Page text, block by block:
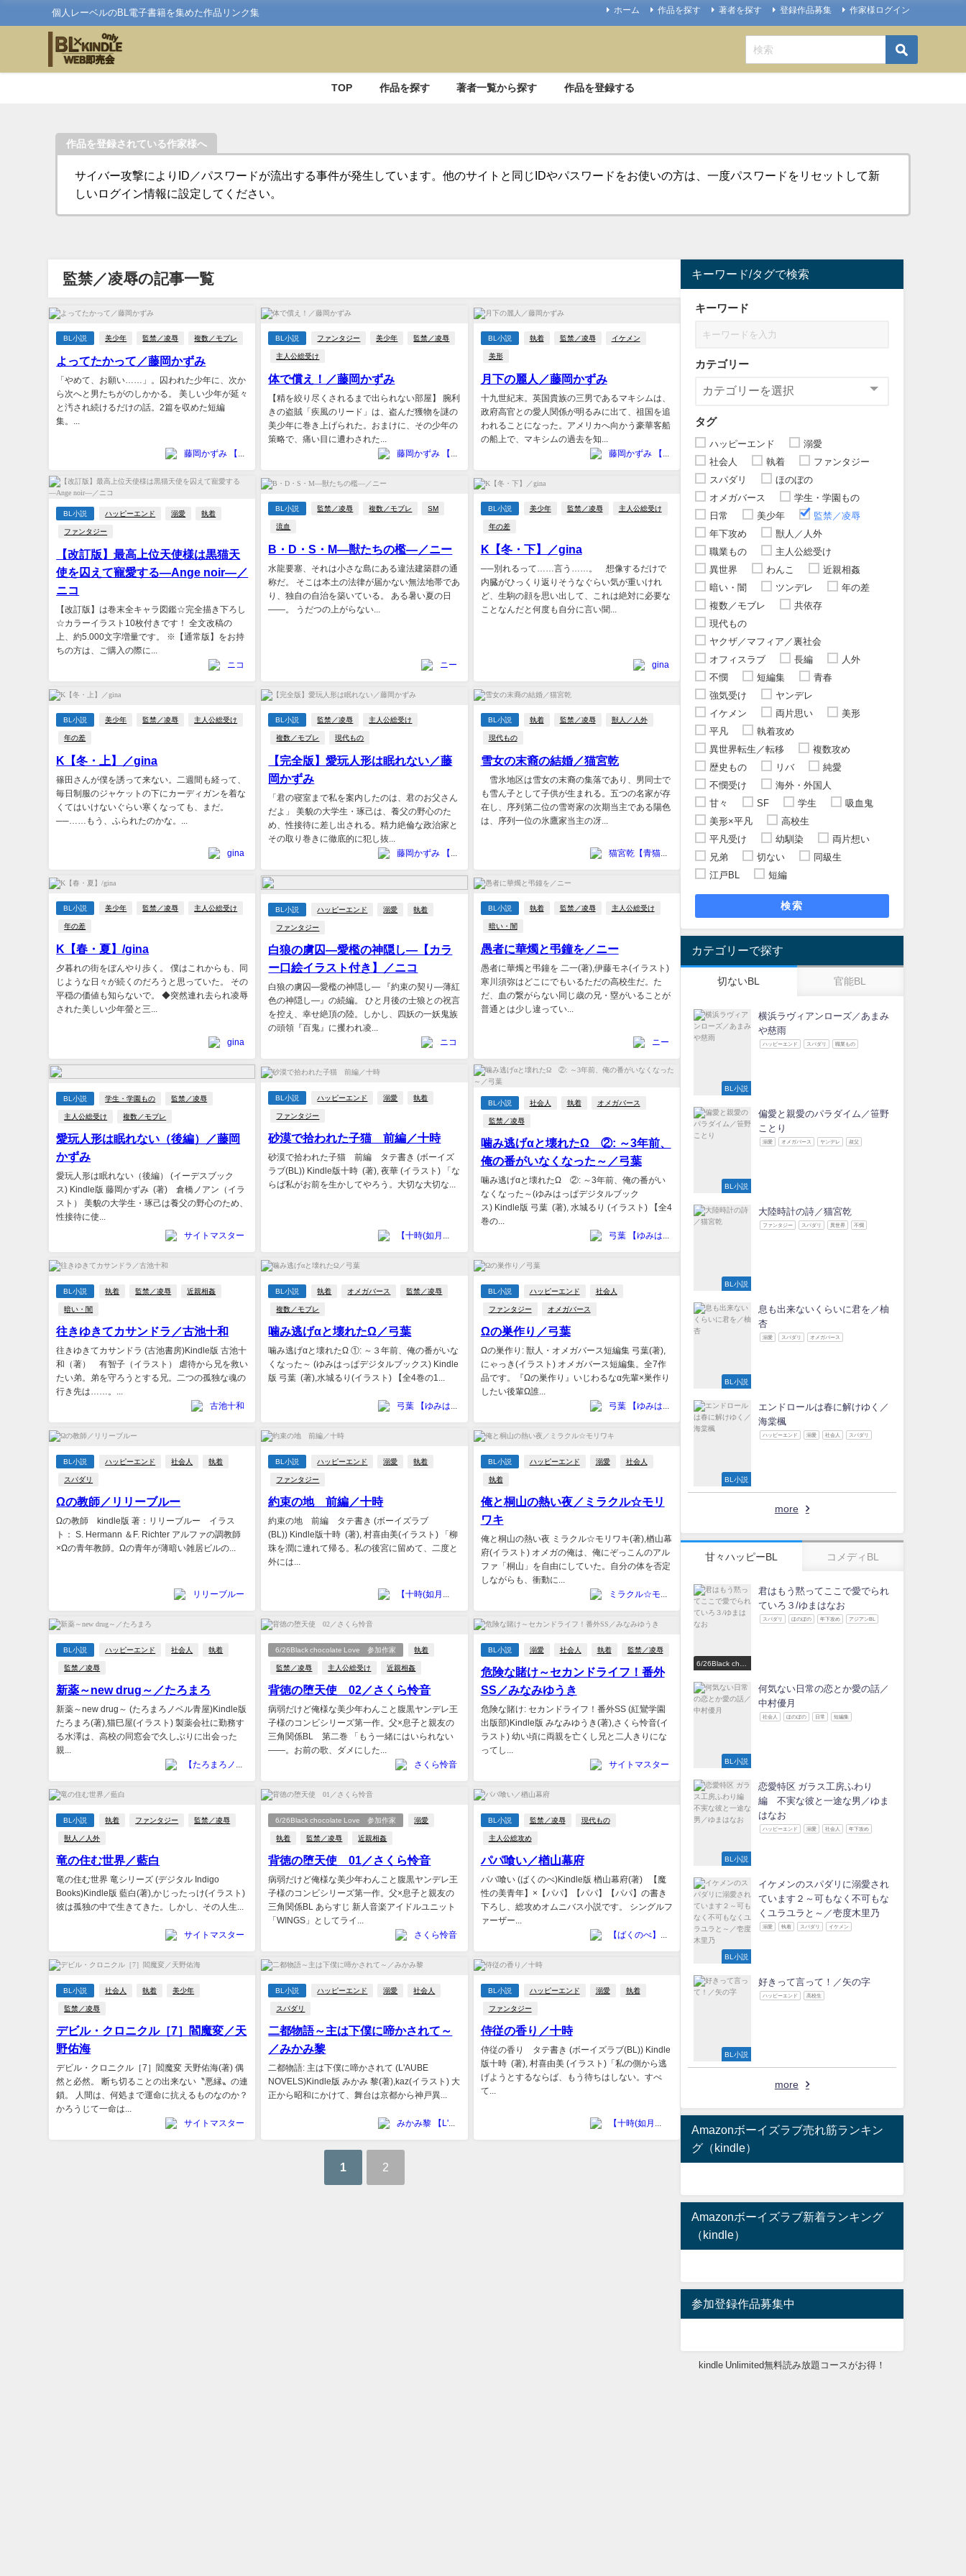
個人レーベルのBL電子書籍を集めた作品リンク集 ホーム 作品を探す 著者を探す 登録作品募集 作家様ログイン
TOP 作品を探す 著者一覧から探す 作品を登録する
作品を登録されている作家様へ
サイバー攻撃によりID／パスワードが流出する事件が発生しています。他のサイトと同じIDやパスワードをお使いの方は、一度パスワードをリセットして新
しいログイン情報に設定してください。
監禁／凌辱の記事一覧
BL小説 美少年 監禁／凌辱 複数／モブレ
よってたかって／藤岡かずみ
「やめて、お願い……」。囚われた少年に、次か
ら次へと男たちがのしかかる。 美しい少年が延々
と汚され続けるだけの話。2篇を収めた短編
集。...
BL小説 ファンタジー 美少年 監禁／凌辱
主人公総受け
体で償え！／藤岡かずみ
【精を絞り尽くされるまで出られない部屋】 腕利
きの盗賊「疾風のリード」は、盗んだ獲物を謎の
美少年に巻き上げられた。おまけに、その少年の
策略で、痛い目に遭わされた...
BL小説 執着 監禁／凌辱 イケメン
美形
月下の麗人／藤岡かずみ
十九世紀末。英国貴族の三男であるマキシムは、
政府高官との愛人関係が明るみに出て、祖国を追
われることになった。アメリカへ向かう豪華客船
の船上で、マキシムの過去を知...
BL小説 ハッピーエンド 溺愛 執着
ファンタジー
【改訂版】最高上位天使様は黒猫天
使を囚えて寵愛する―Ange noir―／
ニコ
【改訂版】は巻末全キャラ図鑑☆完全描き下ろし
☆カラーイラスト10枚付きです！ 全文改稿の
上、約5.000文字増量です。 ※【通常版】をお持
ちの方は、ご購入の際に...
ニコ
BL小説 監禁／凌辱 複数／モブレ SM
流血
B・D・S・M―獣たちの檻―／ニー
水龍要塞、それは小さな島にある違法建築群の通
称だ。 そこは本土の法律が届かない無法地帯であ
り、独自の自治を築いている。 ある暑い夏の日
――。 うだつの上がらない...
ニー
BL小説 美少年 監禁／凌辱 主人公総受け
年の差
K【冬・下】／gina
──別れるって……言う……。 想像するだけで
内臓がひっくり返りそうなぐらい気が重いけれ
ど、生駒の顔を思い出して、これは絶対に必要な
ことなんだと何度も自分に言い聞...
gina
BL小説 美少年 監禁／凌辱 主人公総受け
年の差
K【冬・上】／gina
篠田さんが僕を誘って来ない。二週間も経って、
毎日制服のジャケットの下にカーディガンを着な
くてはいけないぐらい寒くなっても、まだ。
──……もう、ふられたのかな。...
gina
BL小説 監禁／凌辱 主人公総受け
複数／モブレ 現代もの
【完全版】愛玩人形は眠れない／藤
岡かずみ
「君の寝室まで私を案内したのは、君のお父さん
だよ」 美貌の大学生・琢己は、養父の野心のた
め、性接待に差し出される。精力絶倫な政治家と
その取り巻きに徹底的に犯し抜...
BL小説 執着 監禁／凌辱 獣人／人外
現代もの
雪女の末裔の結婚／猫宮乾
雪氷地区は雪女の末裔の集落であり、男同士で
も雪ん子として子供が生まれる。五つの名家が存
在し、序列第二位の雪嵜家の次期当主である陽色
は、序列一位の氷鷹家当主の冴...
猫宮乾【青猫會】
BL小説 美少年 監禁／凌辱 主人公総受け
年の差
K【春・夏】/gina
夕暮れの街をぼんやり歩く。 僕はこれからも、同
じような日々が続くのだろうと思っていた。 その
平穏の価値も知らないで。 ◆突然連れ去られ凌辱
された美しい少年螢と三...
gina
BL小説 ハッピーエンド 溺愛 執着
ファンタジー
‪白狼の虜囚―愛檻の神隠し―【カラ
ー口絵イラスト付き】／ニコ
白狼の虜囚―愛檻の神隠し― 『約束の契り―薄紅
色の神隠し―』の続編。 ひと月後の士狼との祝言
を控え、幸せ絶頂の陸。しかし、四妖の一妖鬼族
の頭領『百鬼』に攫われ凌...
ニコ
BL小説 執着 監禁／凌辱 主人公総受け
暗い・闇
愚者に華燭と弔鐘を／ニー
愚者に華燭と弔鐘を 二一(著),伊藤モネ(イラスト)
寒川須弥はどこにでもいるただの高校生だ。た
だ、血の繋がらない同じ歳の兄・塁がいることが
普通とは少し違ってい...
ニー
BL小説 学生・学園もの 監禁／凌辱
主人公総受け 複数／モブレ
愛玩人形は眠れない（後編）／藤岡
かずみ
愛玩人形は眠れない（後編） (イーデスブック
ス) Kindle版 藤岡かずみ (著) 倉橋ノアン（イラ
スト） 美貌の大学生・琢己は養父の野心のため、
性接待に使...
サイトマスター
BL小説 ハッピーエンド 溺愛 執着
ファンタジー
砂漠で拾われた子猫 前編／十時
砂漠で拾われた子猫 前編 タテ書き (ボーイズ
ラブ(BL)) Kindle版十時 (著), 夜華 (イラスト) 「な
らば私がお前を生かしてやろう。大切な大切な...
BL小説 社会人 執着 オメガバース
監禁／凌辱
噛み逃げαと壊れたΩ ②: ～3年前、
俺の番がいなくなった～／弓葉
噛み逃げαと壊れたΩ ②: ～3年前、俺の番がい
なくなった～(ゆみはっぱデジタルブック
ス) Kindle版 弓葉 (著), 水城るり (イラスト) 【全4
巻の...
BL小説 執着 監禁／凌辱 近親相姦
暗い・闇
往きゆきてカサンドラ／古池十和
往きゆきてカサンドラ (古池書房)Kindle版 古池十
和（著） 有智子（イラスト） 虐待から兄を救い
たい弟。弟を守ろうとする兄。二つの孤独な魂の
行き先は……。...
古池十和
BL小説 執着 オメガバース 監禁／凌辱
複数／モブレ
噛み逃げαと壊れたΩ／弓葉
噛み逃げαと壊れたΩ ①: ～３年前、俺の番がいな
くなった～ (ゆみはっぱデジタルブックス) Kindle
版 弓葉 (著),水城るり(イラスト) 【全4巻の1...
BL小説 ハッピーエンド 社会人
ファンタジー オメガバース
Ωの巣作り／弓葉
Ωの巣作り: 獣人・オメガバース短編集 弓葉(著),
にゃっき(イラスト) オメガバース短編集。全7作
品です。『Ωの巣作り』いじわるなα先輩×巣作り
したい後輩Ω誰...
BL小説 ハッピーエンド 社会人 執着
スパダリ
Ωの教師／リリーブルー
Ωの教師 kindle版 著：リリーブルー イラス
ト： S. Hermann ＆F. Richter アルファの調教師
×Ωの青年教師。Ωの青年が薄暗い雑居ビルの...
リリーブルー
BL小説 ハッピーエンド 溺愛 執着
ファンタジー
約束の地 前編／十時
約束の地 前編 タテ書き (ボーイズラブ
(BL)) Kindle版十時 (著), 村喜由美(イラスト) 「柳
珠を潤に連れて帰る。私の後宮に留めて、二度と
外には...
BL小説 ハッピーエンド 溺愛 社会人
執着
俺と桐山の熱い夜／ミラクル☆モリ
ワキ
俺と桐山の熱い夜 ミラクル☆モリワキ(著),楢山幕
府(イラスト) オメガの俺は、俺にぞっこんのアル
ファ「桐山」を自由にしていた。自分の体を否定
しながらも、衝動に...
BL小説 ハッピーエンド 社会人 執着
監禁／凌辱
新薬～new drug～／たろまろ
新薬～new drug～ (たろまろノベル青屋)Kindle版
たろまろ(著),猫巳屋(イラスト) 製薬会社に勤務す
る水澤は、高校の同窓会で久しぶりに出会った
親...
6/26Black chocolate Love 参加作家 執着
監禁／凌辱 主人公総受け 近親相姦
背徳の堕天使 02／さくら怜音
病弱だけど俺様な美少年わんこと腹黒ヤンデレ王
子様のコンビシリーズ第一作。父×息子と親友の
三角関係BL 第二巻 「もう一緒にはいられない
――。お前の歌、ダメにした...
さくら怜音
BL小説 溺愛 社会人 執着 監禁／凌辱
危険な賭け～セカンドライフ！番外
SS／みなみゆうき
危険な賭け: セカンドライフ！番外SS (紅鸞学園
出版部)Kindle版 みなみゆうき(著),さくら怜音(イ
ラスト) 幼い頃に両親を亡くし兄と二人きりにな
ってし...
サイトマスター
BL小説 執着 ファンタジー 監禁／凌辱
獣人／人外
竜の住む世界／藍白
竜の住む世界 竜シリーズ (デジタル Indigo
Books)Kindle版 藍白(著),かじったっけ(イラスト)
彼は孤独の中で生きてきた。しかし、その人生...
サイトマスター
6/26Black chocolate Love 参加作家 溺愛
執着 監禁／凌辱 近親相姦
背徳の堕天使 01／さくら怜音
病弱だけど俺様な美少年わんこと腹黒ヤンデレ王
子様のコンビシリーズ第一作。父×息子と親友の
三角関係BL あらすじ 新人音楽アイドルユニット
「WINGS」としてライ...
さくら怜音
BL小説 監禁／凌辱 現代もの
主人公総攻め
パパ喰い／楢山幕府
パパ喰い (ばくのべ)Kindle版 楢山幕府(著) 【魔
性の美青年】×【パパ】【パパ】【パパ】の書き
下ろし、総攻めオムニバス小説です。 シングルフ
ァーザー...
BL小説 社会人 執着 美少年
監禁／凌辱
デビル・クロニクル［7］閻魔変／天
野佑海
デビル・クロニクル［7］閻魔変 天野佑海(著) 偶
然と必然。 断ち切ることの出来ない〝悪縁〟の連
鎖。 人間は、何処まで運命に抗えるものなのか？
かろうじて一命は...
サイトマスター
BL小説 ハッピーエンド 溺愛 社会人
スパダリ
二都物語～主は下僕に啼かされて～
／みかみ黎
二都物語: 主は下僕に啼かされて (L'AUBE
NOVELS)Kindle版 みかみ 黎(著),kaz(イラスト) 大
正から昭和にかけて、舞台は京都から神戸異...
みかみ黎 【L'AUBE NOVELS】
BL小説 ハッピーエンド 溺愛 執着
ファンタジー
侍従の香り／十時
侍従の香り タテ書き (ボーイズラブ(BL)) Kindle
版十時 (著), 村喜由美 (イラスト)「私の側から逃
げようとするならば、もう待ちはしない。すべ
て...
1 2
キーワード/タグで検索
キーワード
カテゴリー
タグ
ハッピーエンド
溺愛
社会人
執着
ファンタジー
スパダリ
ほのぼの
オメガバース
学生・学園もの
日常
美少年
監禁／凌辱
年下攻め
獣人／人外
職業もの
主人公総受け
異世界
わんこ
近親相姦
暗い・闇
ツンデレ
年の差
複数／モブレ
共依存
現代もの
ヤクザ／マフィア／裏社会
オフィスラブ
長編
人外
不憫
短編集
青春
強気受け
ヤンデレ
イケメン
両片思い
美形
平凡
執着攻め
異世界転生／転移
複数攻め
歴史もの
リバ
純愛
不憫受け
海外・外国人
甘々
SF 学生
吸血鬼
美形×平凡
高校生
平凡受け
幼馴染
両片想い
兄弟
切ない
同級生
江戸BL
短編
検索
カテゴリーで探す
切ないBL 官能BL
BL小説
横浜ラヴィアンローズ／あまみ
や慈雨
ハッピーエンド スパダリ 職業もの
BL小説
偏愛と親愛のパラダイム／笹野
ことり
溺愛 オメガバース ヤンデレ 叔父
BL小説
大陸時計の詩／猫宮乾
ファンタジー スパダリ 異世界 不憫
BL小説
息も出来ないくらいに君を／柚
杏
溺愛 スパダリ オメガバース
BL小説
エンドロールは春に解けゆく／
海棠楓
ハッピーエンド 溺愛 社会人 スパダリ
more
甘々ハッピーBL コメディBL
6/26Black choc
加作家
君はもう黙ってここで愛でられ
ていろ３/ゆまはなお
スパダリ ほのぼの 年下攻め アジアンBL
BL小説
何気ない日常の恋とか愛の話／
中村優月
社会人 ほのぼの 日常 短編集
BL小説
恋愛特区 ガラス工房ふわり
編 不実な彼と一途な男／ゆま
はなお
ハッピーエンド 溺愛 社会人 年下攻め
BL小説
イケメンのスパダリに溺愛され
ています２～可もなく不可もな
くユラユラと～／壱度木里乃
溺愛 執着 スパダリ イケメン
BL小説
好きって言って！／矢の字
ハッピーエンド 高校生
more
Amazonボーイズラブ売れ筋ランキン
グ（kindle）
Amazonボーイズラブ新着ランキング
（kindle）
参加登録作品募集中
kindle Unlimited無料読み放題コースがお得！